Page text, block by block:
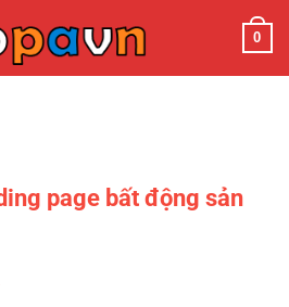
0
page bất động sản